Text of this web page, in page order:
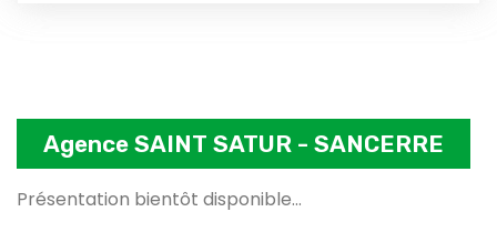
Agence SAINT SATUR - SANCERRE
Présentation bientôt disponible...